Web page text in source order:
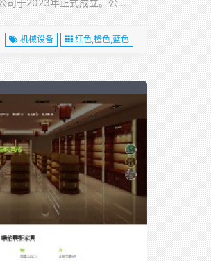
华建达 货架 山东有限公司于2023年正式成立。公司位于山东···
机械设备 红色,橙色,蓝色